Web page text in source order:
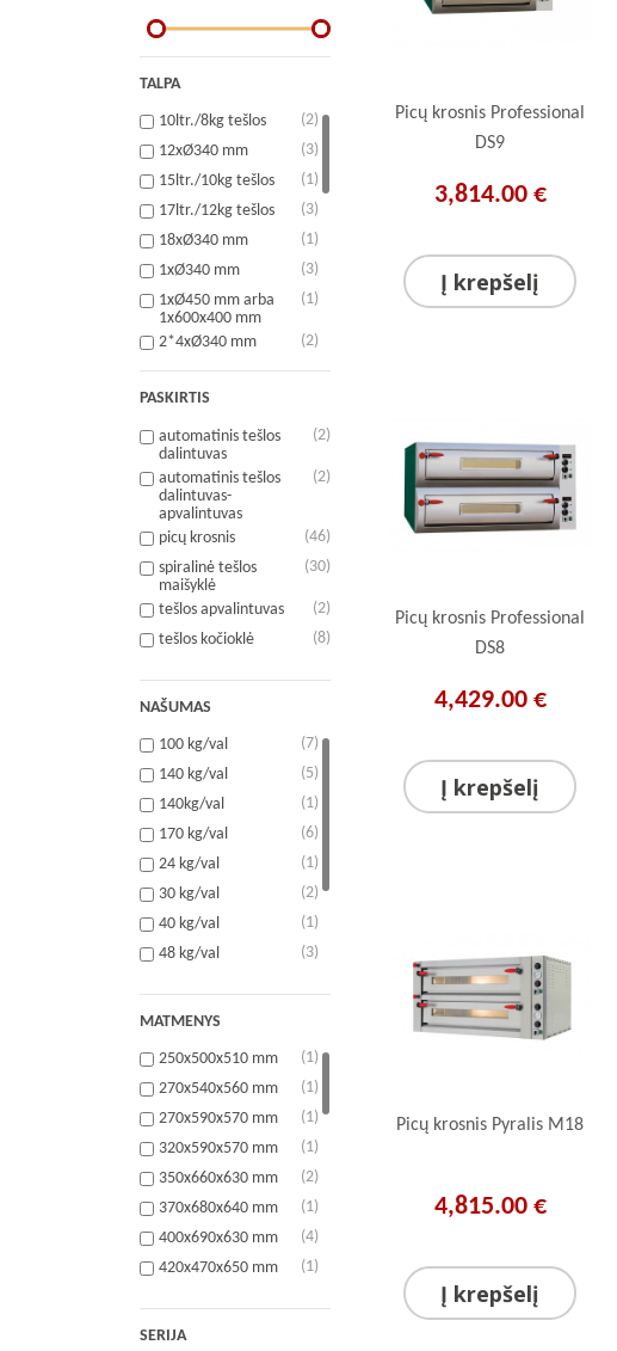
TALPA
10ltr./8kg tešlos
(2)
12xØ340 mm
(3)
15ltr./10kg tešlos
(1)
17ltr./12kg tešlos
(3)
18xØ340 mm
(1)
1xØ340 mm
(3)
1xØ450 mm arba
1x600x400 mm
(1)
2*4xØ340 mm
(2)
2*6xØ340 mm
(2)
2*9xØ340 mm
22ltr./18kg tešlos
(8)
2xØ250 mm arba
1xØ450 mm
33ltr./22kg tešlos
42ltr./38kg tešlos
(6)
4xØ250 mm arba
2xØ300 mm
(1)
4xØ340 mm
(7)
53ltr./44kg tešlos
(6)
7ltr./6kg tešlos
8xØ340 mm
(1)
9xØ340 mm
(7)
PASKIRTIS
automatinis tešlos
dalintuvas
(2)
automatinis tešlos
dalintuvas-
apvalintuvas
(2)
picų krosnis
(46)
spiralinė tešlos
maišyklė
(30)
tešlos apvalintuvas
(2)
tešlos kočioklė
(8)
NAŠUMAS
100 kg/val
(7)
140 kg/val
(5)
140kg/val
(1)
170 kg/val
(6)
24 kg/val
(1)
30 kg/val
(2)
40 kg/val
(1)
48 kg/val
(3)
700 vnt./val (250g)
350 vnt./val (350g),
200 vnt./val (900g)
MATMENYS
250x500x510 mm
(1)
270x540x560 mm
(1)
270x590x570 mm
(1)
320x590x570 mm
(1)
350x660x630 mm
(2)
370x680x640 mm
(1)
400x690x630 mm
(4)
420x470x650 mm
(1)
430x830x720 mm
SERIJA
Picų krosnis Professional
DS9
3,814.00 €
Į krepšelį
Picų krosnis Professional
DS8
4,429.00 €
Į krepšelį
Picų krosnis Pyralis M18
4,815.00 €
Į krepšelį